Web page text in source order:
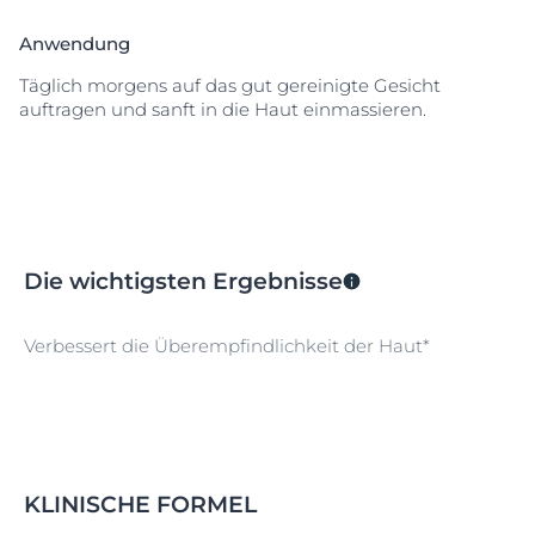
Anwendung
Täglich morgens auf das gut gereinigte Gesicht
auftragen und sanft in die Haut einmassieren.
Die wichtigsten Ergebnisse
Verbessert die Überempfindlichkeit der Haut*
KLINISCHE FORMEL